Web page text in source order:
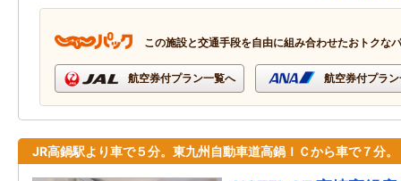
この施設と交通手段を自由に組み合わせたおトクな
航空券付プラン一覧へ 航空券付プラ
JR高鍋駅より車で５分。東九州自動車道高鍋ＩＣから車で７分。